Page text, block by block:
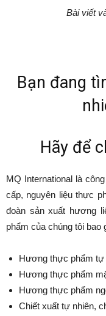
Bài viết
Bạn đang
Hãy để
MQ International là
cấp, nguyên liệu thực
đoàn sản xuất hương
phẩm của chúng tôi bao
Hương thực phẩm tự
Hương thực phẩm
Hương thực phẩm
Chiết xuất tự nhiên,